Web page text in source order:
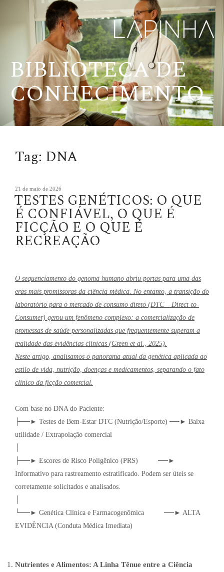
BIBLIOTECA DE
CONHECIMENTO
Tag: DNA
Publicado
em
21 de maio de 2026
TESTES GENÉTICOS: O QUE
É CONFIÁVEL, O QUE É
FICÇÃO E O QUE É
RECREAÇÃO
O sequenciamento do genoma humano abriu portas para uma das
eras mais promissoras da ciência médica. No entanto, a transição do
laboratório para o mercado de consumo direto (DTC – Direct-to-
Consumer) gerou um fenômeno complexo: a comercialização de
promessas de saúde personalizadas que frequentemente superam a
realidade das evidências clínicas (Green et al., 2025).
Neste artigo, analisamos o panorama atual da genética aplicada ao
estilo de vida, nutrição, doenças e medicamentos, separando o fato
clínico da ficção comercial.
Com base no DNA do Paciente:
├──► Testes de Bem-Estar DTC (Nutrição/Esporte) ──► Baixa
utilidade / Extrapolação comercial
├──► Escores de Risco Poligênico (PRS) ──►
Informativo para rastreamento estratificado. Podem ser úteis se
corretamente solicitados e analisados.
└──► Genética Clínica e Farmacogenômica ──► ALTA
EVIDÊNCIA (Conduta Médica Imediata)
Nutrientes e Alimentos: A Linha Tênue entre a Ciência